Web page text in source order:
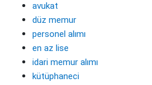
avukat
düz memur
personel alımı
en az lise
idari memur alımı
kütüphaneci